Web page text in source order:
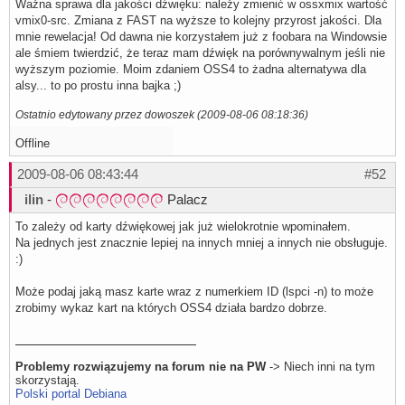
Ważna sprawa dla jakości dźwięku: należy zmienić w ossxmix wartość
vmix0-src. Zmiana z FAST na wyższe to kolejny przyrost jakości. Dla
mnie rewelacja! Od dawna nie korzystałem już z foobara na Windowsie
ale śmiem twierdzić, że teraz mam dźwięk na porównywalnym jeśli nie
wyższym poziomie. Moim zdaniem OSS4 to żadna alternatywa dla
alsy... to po prostu inna bajka ;)
Ostatnio edytowany przez dowoszek (2009-08-06 08:18:36)
Offline
#52
2009-08-06 08:43:44
ilin - Palacz
To zależy od karty dźwiękowej jak już wielokrotnie wpominałem.
Na jednych jest znacznie lepiej na innych mniej a innych nie obsługuje.
:)
Może podaj jaką masz karte wraz z numerkiem ID (lspci -n) to może
zrobimy wykaz kart na których OSS4 działa bardzo dobrze.
Problemy rozwiązujemy na forum nie na PW-> Niech inni na tym
skorzystają.
Polski portal Debiana